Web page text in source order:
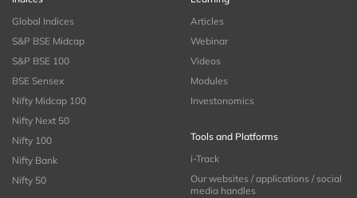
Global Indices
S&P BSE Midcap
S&P BSE 100
BSE Sensex
Nifty Midcap 100
Nifty Next 50
Nifty 100
Nifty Bank
Nifty 50
Articles
Webinar
Videos
Modules
Investonomics
Tools and Platforms
i-Track
Our websites / applications / social
media handles